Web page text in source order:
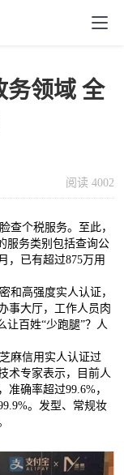
务领域 全
阅读 4002
查个税服务。至此，
服务类别包括查询公
，已有超过875万用
和高强度实人认证，
事大厅，工作人员肉
让百姓“少跑腿”？人
麻信用实人认证过
术专家表示，目前人
确率超过99.6%，
。发型、常规妆